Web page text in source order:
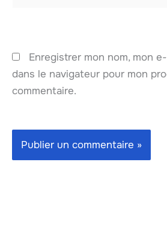
Enregistrer mon nom, mon
dans le navigateur pour mon
commentaire.